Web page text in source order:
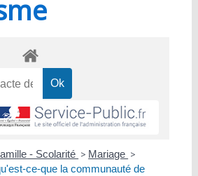
- Scolarité > Mariage >
ce-que la communauté de